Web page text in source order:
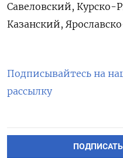
Савеловский,
Казанский,
Подписывайтесь на
рассылку